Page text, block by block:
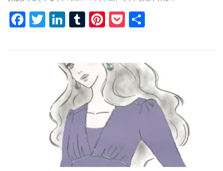
Facebook
Twitter
LinkedIn
Tumblr
Pinterest
Pocket